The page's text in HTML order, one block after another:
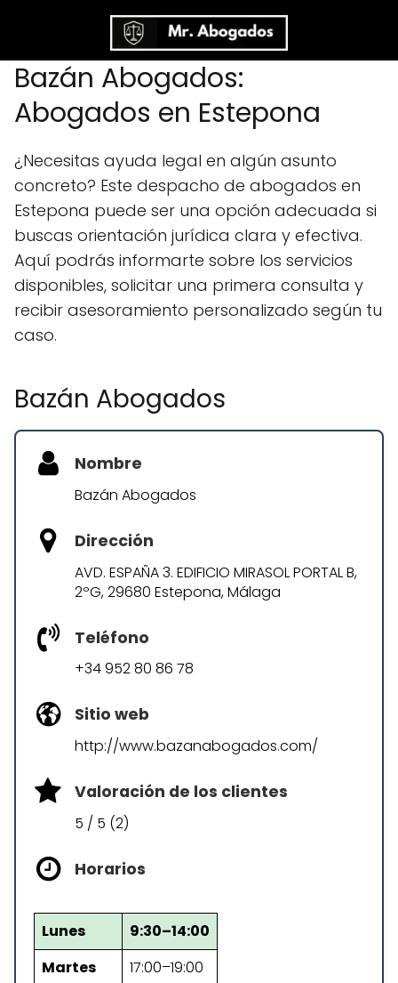
Bazán Abogados:
Abogados en Estepona
¿Necesitas ayuda legal en algún asunto
concreto? Este despacho de abogados en
Estepona puede ser una opción adecuada si
buscas orientación jurídica clara y efectiva.
Aquí podrás informarte sobre los servicios
disponibles, solicitar una primera consulta y
recibir asesoramiento personalizado según tu
caso.
Bazán Abogados
Nombre
Bazán Abogados
Dirección
AVD. ESPAÑA 3. EDIFICIO MIRASOL PORTAL B,
2ºG, 29680 Estepona, Málaga
Teléfono
+34 952 80 86 78
Sitio web
http://www.bazanabogados.com/
Valoración de los clientes
5 / 5 (2)
Horarios
Lunes
9:30–14:00
Martes
17:00–19:00